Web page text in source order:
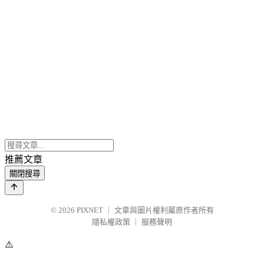
推薦文章
關閉搜尋
© 2026 PIXNET
文章與圖片權利屬原作者所有
隱私權政策
服務聲明
⚠️